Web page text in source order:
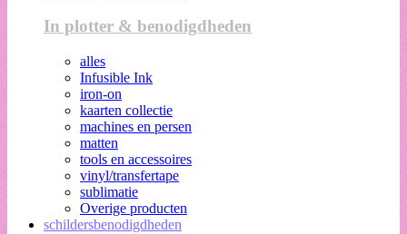
In plotter & benodigdheden
alles
Infusible Ink
iron-on
kaarten collectie
machines en persen
matten
tools en accessoires
vinyl/transfertape
sublimatie
Overige producten
schildersbenodigdheden